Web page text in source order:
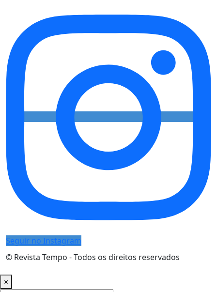
Seguir no Instagram
© Revista Tempo - Todos os direitos reservados
×